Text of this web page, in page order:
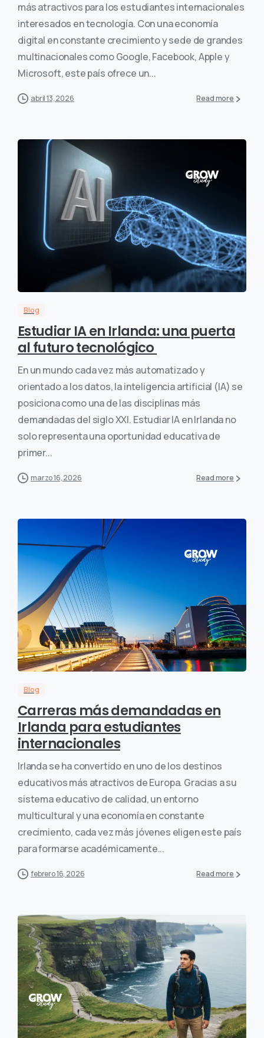
más atractivos para los estudiantes internacionales
interesados en tecnología. Con una economía
digital en constante crecimiento y sede de grandes
multinacionales como Google, Facebook, Apple y
Microsoft, este país ofrece un...
abril 13, 2026 Read more
Blog
Estudiar IA en Irlanda: una puerta
al futuro tecnológico
En un mundo cada vez más automatizado y
orientado a los datos, la inteligencia artificial (IA) se
posiciona como una de las disciplinas más
demandadas del siglo XXI. Estudiar IA en Irlanda no
solo representa una oportunidad educativa de
primer...
marzo 16, 2026 Read more
Blog
Carreras más demandadas en
Irlanda para estudiantes
internacionales
Irlanda se ha convertido en uno de los destinos
educativos más atractivos de Europa. Gracias a su
sistema educativo de calidad, un entorno
multicultural y una economía en constante
crecimiento, cada vez más jóvenes eligen este país
para formarse académicamente...
febrero 16, 2026 Read more